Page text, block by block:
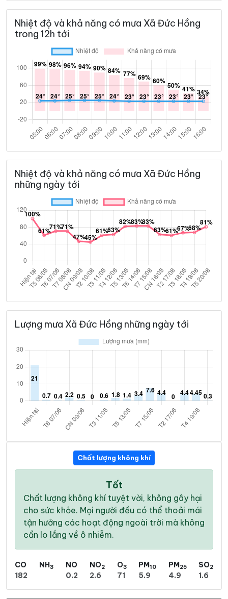
Nhiệt độ và khả năng có mưa Xã Đức Hồng
trong 12h tới
Nhiệt độ và khả năng có mưa Xã Đức Hồng
những ngày tới
Lượng mưa Xã Đức Hồng những ngày tới
Chất lượng không khí
Tốt
Chất lượng không khí tuyệt vời, không gây hại
cho sức khỏe. Mọi người đều có thể thoải mái
tận hưởng các hoạt động ngoài trời mà không
cần lo lắng về ô nhiễm.
CO
182
NH3
NO
0.2
NO2
2.6
O3
71
PM10
5.9
PM25
4.9
SO2
1.6